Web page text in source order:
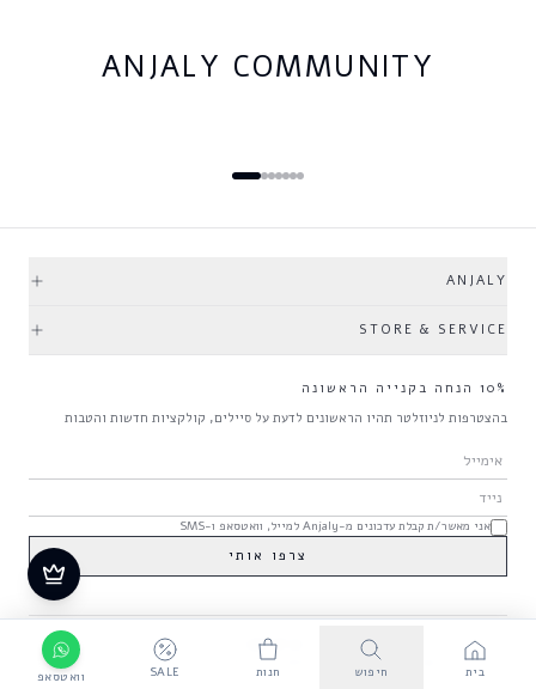
בית חיפוש חנות SALE וואטסאפ
ANJALY COMMUNITY
ANJALY
STORE & SERVICE
10% הנחה בקנייה הראשונה
בהצטרפות לניוזלטר תהיו הראשונים לדעת על סיילים, קולקציות חדשות והטבות
אני מאשר/ת קבלת עדכונים מ-Anjaly למייל, וואטסאפ ו-SMS
צרפו אותי
משלוחים והחזרות